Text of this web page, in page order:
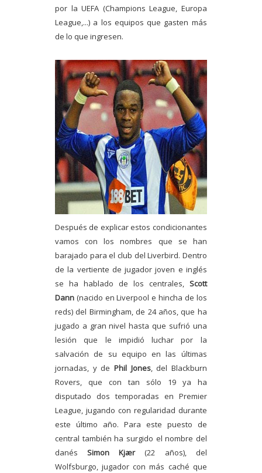
por la UEFA (Champions League, Europa
League,...) a los equipos que gasten más
de lo que ingresen.
Después de explicar estos condicionantes
vamos con los nombres que se han
barajado para el club del Liverbird. Dentro
de la vertiente de jugador joven e inglés
se ha hablado de los centrales, Scott
Dann (nacido en Liverpool e hincha de los
reds) del Birmingham, de 24 años, que ha
jugado a gran nivel hasta que sufrió una
lesión que le impidió luchar por la
salvación de su equipo en las últimas
jornadas, y de Phil Jones, del Blackburn
Rovers, que con tan sólo 19 ya ha
disputado dos temporadas en Premier
League, jugando con regularidad durante
este último año. Para este puesto de
central también ha surgido el nombre del
danésSimon Kjær(22 años), del
Wolfsburgo, jugador con más caché que